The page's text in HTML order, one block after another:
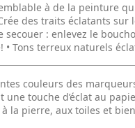
à de la peinture
des traits éclatants sur
secouer : enlevez le
• Tons terreux naturels
couleurs des
une touche d’éclat au
la pierre, aux toiles et